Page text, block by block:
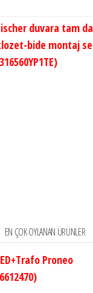
duvara tam
bide montaj
EN ÇOK OYLANAN ÜRÜNLER
Proneo